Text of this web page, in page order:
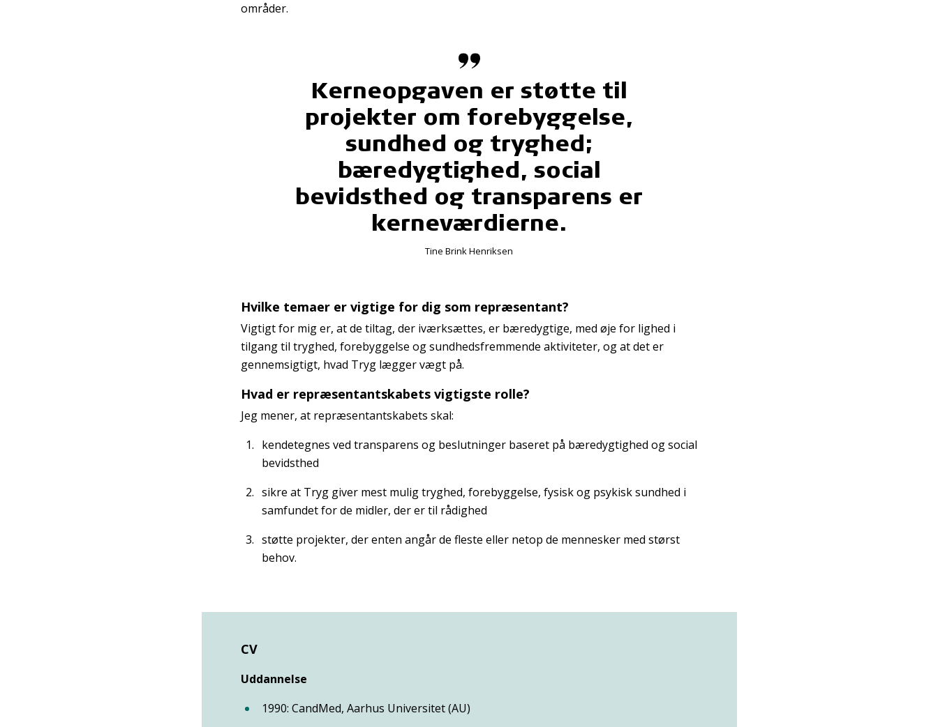
områder.
Kerneopgaven er støtte til
projekter om forebyggelse,
sundhed og tryghed;
bæredygtighed, social
bevidsthed og transparens er
kerneværdierne.
Tine Brink Henriksen
Hvilke temaer er vigtige for dig som repræsentant?
Vigtigt for mig er, at de tiltag, der iværksættes, er bæredygtige, med øje for lighed i
tilgang til tryghed, forebyggelse og sundhedsfremmende aktiviteter, og at det er
gennemsigtigt, hvad Tryg lægger vægt på.
Hvad er repræsentantskabets vigtigste rolle?
Jeg mener, at repræsentantskabets skal:
kendetegnes ved transparens og beslutninger baseret på bæredygtighed og social
bevidsthed
sikre at Tryg giver mest mulig tryghed, forebyggelse, fysisk og psykisk sundhed i
samfundet for de midler, der er til rådighed
støtte projekter, der enten angår de fleste eller netop de mennesker med størst
behov.
CV
Uddannelse
1990: CandMed, Aarhus Universitet (AU)